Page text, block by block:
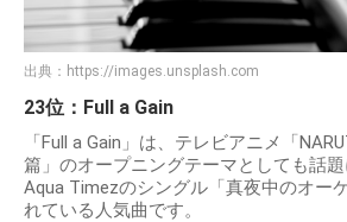
出典： https://images.unsplash.com
23位：Full a Gain
「Full a Gain」は、テレビアニメ「
篇」のオープニングテーマとしても話題
Aqua Timezのシングル「真夜中のオー
れている人気曲です。